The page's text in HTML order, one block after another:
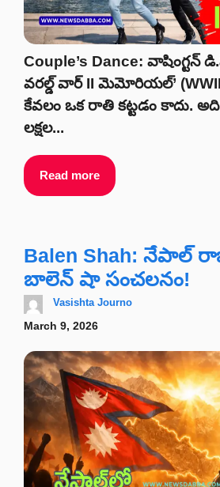
Couple’s Dance: వాషింగ్టన్
వరల్డ్ వార్ II మెమోరియల్’
కేవలం ఒక రాతి కట్టడం కాదు.
లక్షల...
Read more
Balen Shah: నేపాల్
బాలెన్ షా సంచలనం!
Vasishta Journo
March 9, 2026